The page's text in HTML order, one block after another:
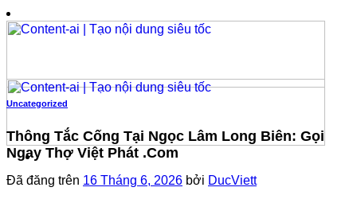
đến
Uncategorized
Thông Tắc Cống Tại Ngọc Lâm Long Biên: Gọi
Ngay Thợ Việt Phát .Com
Đã đăng trên 16 Tháng 6, 2026 bởi DucViett